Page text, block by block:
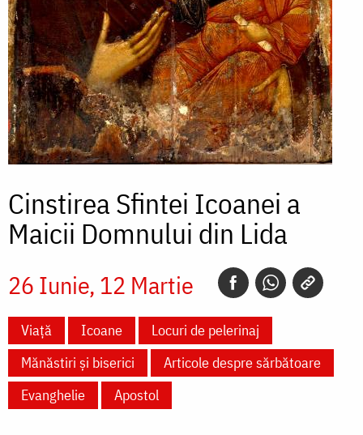
Cinstirea Sfintei Icoanei a
Maicii Domnului din Lida
26 Iunie 12 Martie
Viață Icoane
Locuri de pelerinaj
Mănăstiri și biserici
Articole despre sărbătoare
Evanghelie
Apostol